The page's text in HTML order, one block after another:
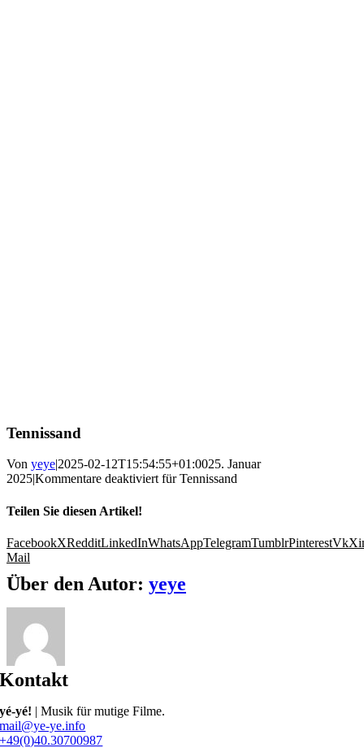
Tennissand
Von yeye|2025-02-12T15:54:55+01:0025. Januar
2025|Kommentare deaktiviertfür Tennissand
Teilen Sie diesen Artikel!
FacebookXRedditLinkedInWhatsAppTelegramTumblrPinterestVk
Mail
Über den Autor: yeye
Kontakt
yé-yé! | Musik für mutige Filme.
mail@ye-ye.info
+49(0)40.30700987